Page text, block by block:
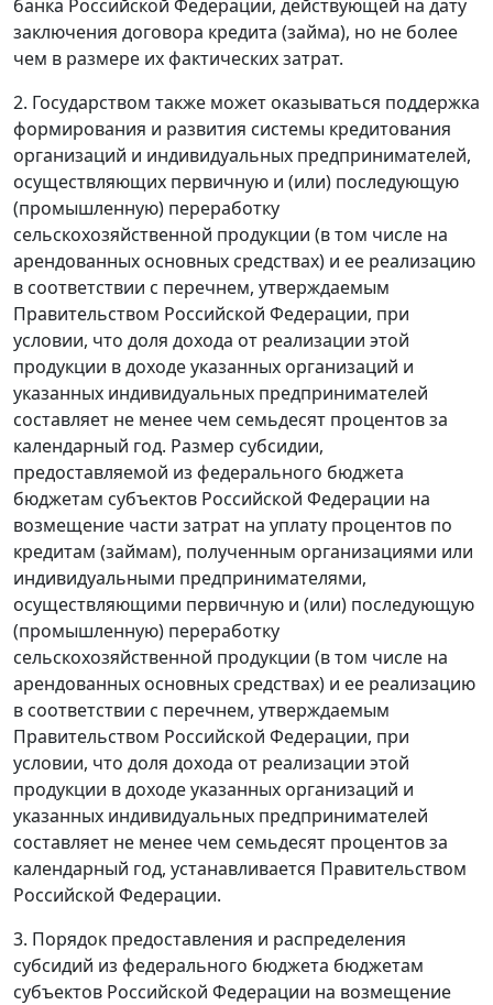
банка Российской Федерации, действующей на дату
заключения договора кредита (займа), но не более
чем в размере их фактических затрат.
2. Государством также может оказываться поддержка
формирования и развития системы кредитования
организаций и индивидуальных предпринимателей,
осуществляющих первичную и (или) последующую
(промышленную) переработку
сельскохозяйственной продукции (в том числе на
арендованных основных средствах) и ее реализацию
в соответствии с перечнем, утверждаемым
Правительством Российской Федерации, при
условии, что доля дохода от реализации этой
продукции в доходе указанных организаций и
указанных индивидуальных предпринимателей
составляет не менее чем семьдесят процентов за
календарный год. Размер субсидии,
предоставляемой из федерального бюджета
бюджетам субъектов Российской Федерации на
возмещение части затрат на уплату процентов по
кредитам (займам), полученным организациями или
индивидуальными предпринимателями,
осуществляющими первичную и (или) последующую
(промышленную) переработку
сельскохозяйственной продукции (в том числе на
арендованных основных средствах) и ее реализацию
в соответствии с перечнем, утверждаемым
Правительством Российской Федерации, при
условии, что доля дохода от реализации этой
продукции в доходе указанных организаций и
указанных индивидуальных предпринимателей
составляет не менее чем семьдесят процентов за
календарный год, устанавливается Правительством
Российской Федерации.
3. Порядок предоставления и распределения
субсидий из федерального бюджета бюджетам
субъектов Российской Федерации на возмещение